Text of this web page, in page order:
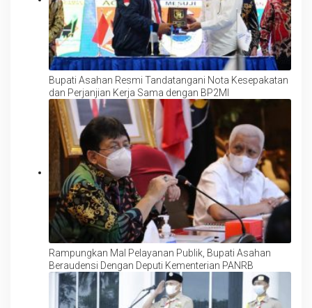
Bupati Asahan Resmi Tandatangani Nota Kesepakatan
dan Perjanjian Kerja Sama dengan BP2MI
Rampungkan Mal Pelayanan Publik, Bupati Asahan
Beraudensi Dengan Deputi Kementerian PANRB